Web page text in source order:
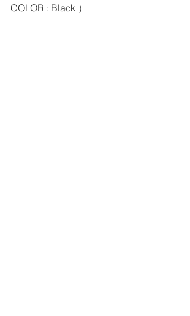
COLOR : Black ）